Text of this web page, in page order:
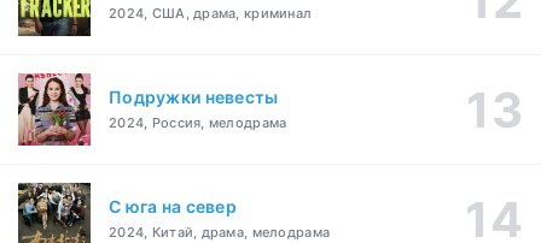
2024, США, драма, криминал
Подружки невесты
2024, Россия, мелодрама
С юга на север
2024, Китай, драма, мелодрама